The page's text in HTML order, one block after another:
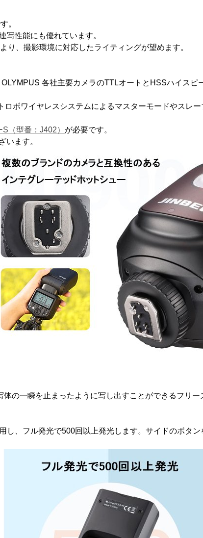
。
写性能にも優れています。
り、撮影環境に対応したライティングが望めます。
各社主要カメラのTTLオートとHSSハイス
ボワイヤレスシステムによるマスターモードやスレー
（型番：J402） が必要です。
います。
の一瞬を止まったように写し出すことができるフリー
、フル発光で500回以上発光します。サイドのボタン